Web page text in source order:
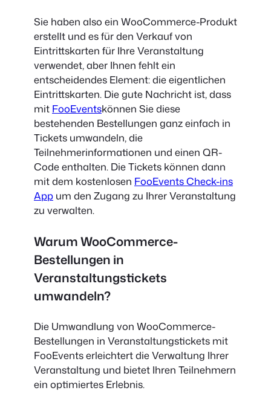
Sie haben also ein WooCommerce-Produkt
erstellt und es für den Verkauf von
Eintrittskarten für Ihre Veranstaltung
verwendet, aber Ihnen fehlt ein
entscheidendes Element: die eigentlichen
Eintrittskarten. Die gute Nachricht ist, dass
mit FooEventskönnen Sie diese
bestehenden Bestellungen ganz einfach in
Tickets umwandeln, die
Teilnehmerinformationen und einen QR-
Code enthalten. Die Tickets können dann
mit dem kostenlosen FooEvents Check-ins
App um den Zugang zu Ihrer Veranstaltung
zu verwalten.
Warum WooCommerce-
Bestellungen in
Veranstaltungstickets
umwandeln?
Die Umwandlung von WooCommerce-
Bestellungen in Veranstaltungstickets mit
FooEvents erleichtert die Verwaltung Ihrer
Veranstaltung und bietet Ihren Teilnehmern
ein optimiertes Erlebnis.